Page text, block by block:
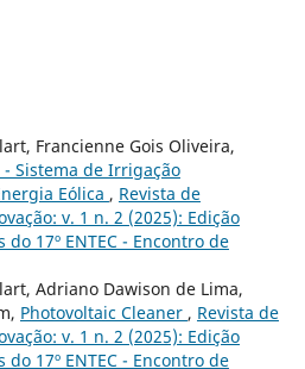
Francienne Gois Oliveira,
- Sistema de Irrigação
Eólica , Revista de
v. 1 n. 2 (2025): Edição
17º ENTEC - Encontro de
Adriano Dawison de Lima,
Photovoltaic Cleaner , Revista de
v. 1 n. 2 (2025): Edição
17º ENTEC - Encontro de